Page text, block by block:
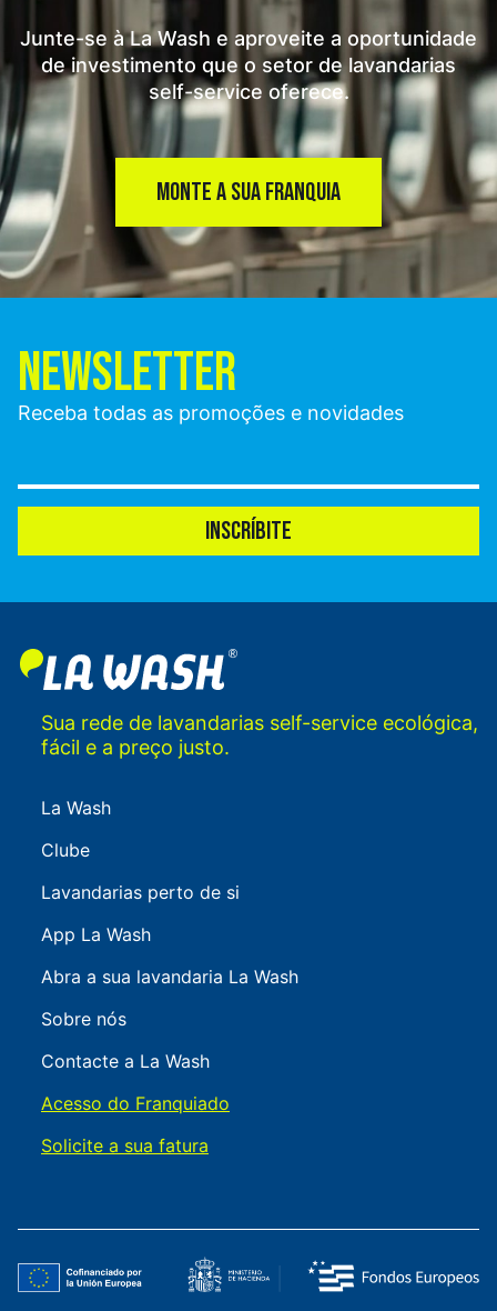
Junte-se à La Wash e aproveite a oportunidade
de investimento que o setor de lavandarias
self-service oferece.
MONTE A SUA FRANQUIA
NEWSLETTER
Receba todas as promoções e novidades
INSCRÍBITE
Sua rede de lavandarias self-service ecológica,
fácil e a preço justo.
La Wash
Clube
Lavandarias perto de si
App La Wash
Abra a sua lavandaria La Wash
Sobre nós
Contacte a La Wash
Acesso do Franquiado
Solicite a sua fatura